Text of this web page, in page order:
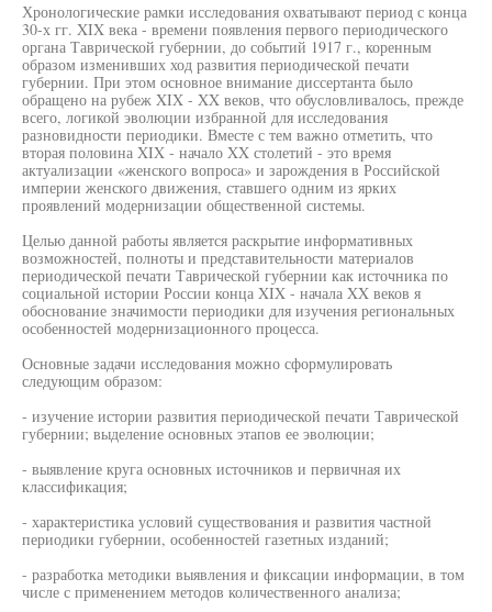
Хронологические рамки исследования охватывают период с конца
30-х гг. XIX века - времени появления первого периодического
органа Таврической губернии, до событий 1917 г., коренным
образом изменивших ход развития периодической печати
губернии. При этом основное внимание диссертанта было
обращено на рубеж XIX - XX веков, что обусловливалось, прежде
всего, логикой эволюции избранной для исследования
разновидности периодики. Вместе с тем важно отметить, что
вторая половина XIX - начало XX столетий - это время
актуализации «женского вопроса» и зарождения в Российской
империи женского движения, ставшего одним из ярких
проявлений модернизации общественной системы.
Целью данной работы является раскрытие информативных
возможностей, полноты и представительности материалов
периодической печати Таврической губернии как источника по
социальной истории России конца XIX - начала XX веков я
обоснование значимости периодики для изучения региональных
особенностей модернизационного процесса.
Основные задачи исследования можно сформулировать
следующим образом:
- изучение истории развития периодической печати Таврической
губернии; выделение основных этапов ее эволюции;
- выявление круга основных источников и первичная их
классификация;
- характеристика условий существования и развития частной
периодики губернии, особенностей газетных изданий;
- разработка методики выявления и фиксации информации, в том
числе с применением методов количественного анализа;